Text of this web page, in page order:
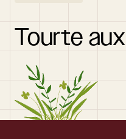
Tourte aux